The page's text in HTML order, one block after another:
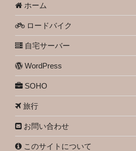
ホーム
ロードバイク
自宅サーバー
WordPress
SOHO
旅行
お問い合わせ
このサイトについて